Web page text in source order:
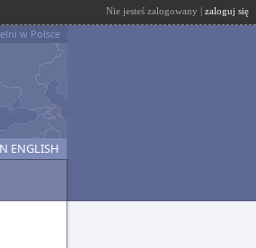
Nie jesteś zalogowany | zaloguj się
w Polsce
ENGLISH